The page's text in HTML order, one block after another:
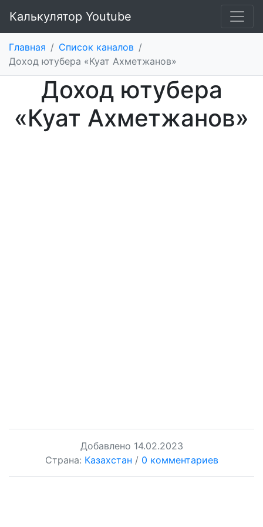
Калькулятор Youtube
Главная / Список каналов /
Доход ютубера «Куат Ахметжанов»
Доход ютубера
«Куат Ахметжанов»
Добавлено 14.02.2023
Страна: Казахстан / 0 комментариев